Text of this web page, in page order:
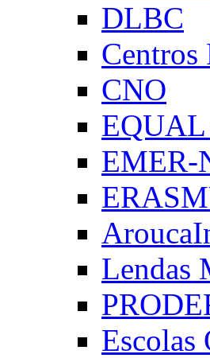
DLBC
Centros
CNO
EMER-
Lendas
Escolas